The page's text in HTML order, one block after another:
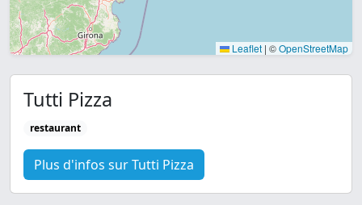
Leaflet | ©OpenStreetMap
Tutti Pizza
restaurant
Plus d'infos sur Tutti Pizza